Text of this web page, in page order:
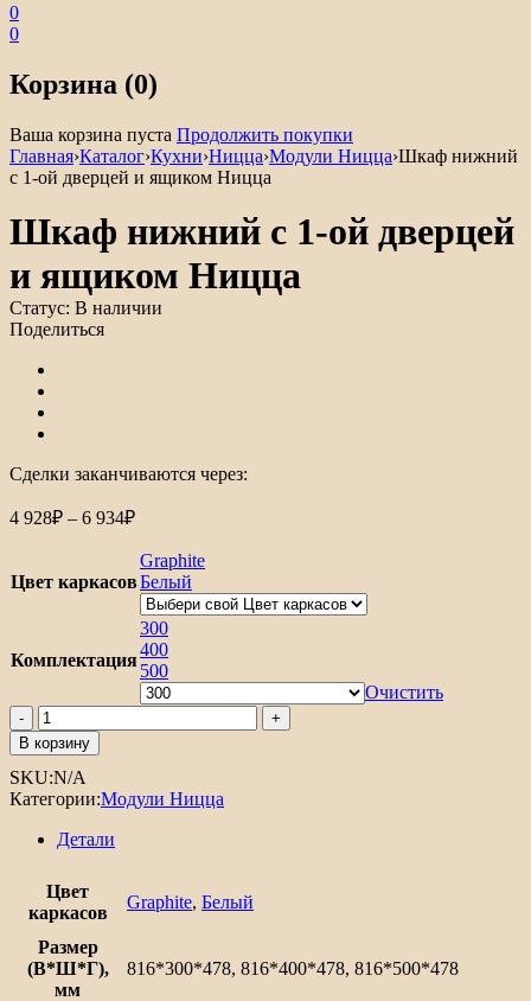
0
0
Корзина (0)
Ваша корзина пуста Продолжить покупки
Главная›Каталог›Кухни›Ницца›Модули Ницца›Шкаф нижний
с 1-ой дверцей и ящиком Ницца
Шкаф нижний с 1-ой дверцей
и ящиком Ницца
Статус: В наличии
Поделиться
Сделки заканчиваются через:
4 928₽ – 6 934₽Диапазон
4
928₽
6
934₽
Цвет каркасов
Graphite
Белый
Комплектация
300
400
500
Очистить
Количество
товара
Шкаф
нижний
с
ой
и
ящиком
Ницца
В корзину
SKU:N/A
Категории:Модули Ницца
Детали
Цвет
каркасов
Graphite, Белый
Размер
(В*Ш*Г),
мм
816*300*478, 816*400*478, 816*500*478